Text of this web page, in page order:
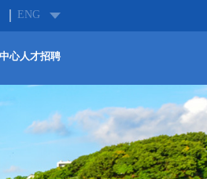
ENG
心人才招聘